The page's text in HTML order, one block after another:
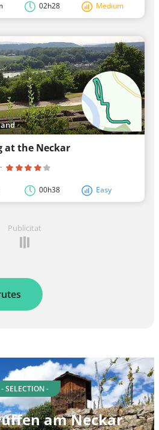
02h28 Medium
at the Neckar
·
00h38 Easy
Publicitat
- SELECTION -
am Neckar